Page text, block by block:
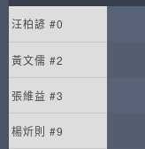
汪柏諺 #0
黃文儒 #2
張維益 #3
楊炘則 #9